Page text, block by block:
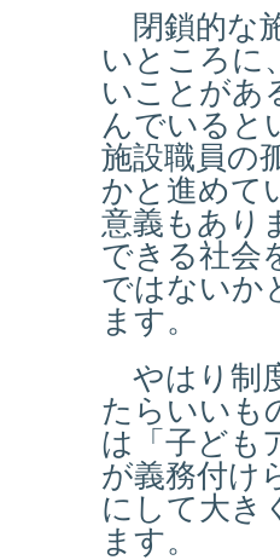
閉鎖的な
いところに
いことがあ
んでいると
施設職員の
かと進めて
意義もあり
できる社会
ではないか
ます。
やはり制
たらいいも
は「子ども
が義務付け
にして大き
ます。